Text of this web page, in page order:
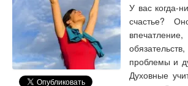
У вас когда-
счастье?
проблемы и
Духовные